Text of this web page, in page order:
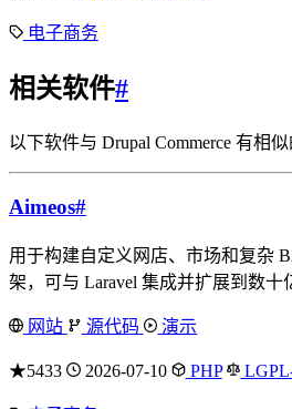
电子商务
相关软件#
以下软件与 Drupal Commerce 有相似
Aimeos#
用于构建自定义网店、市场和复杂
架，可与 Laravel 集成并扩展到数十
网站 源代码 演示
★5433 2026-07-10 PHP